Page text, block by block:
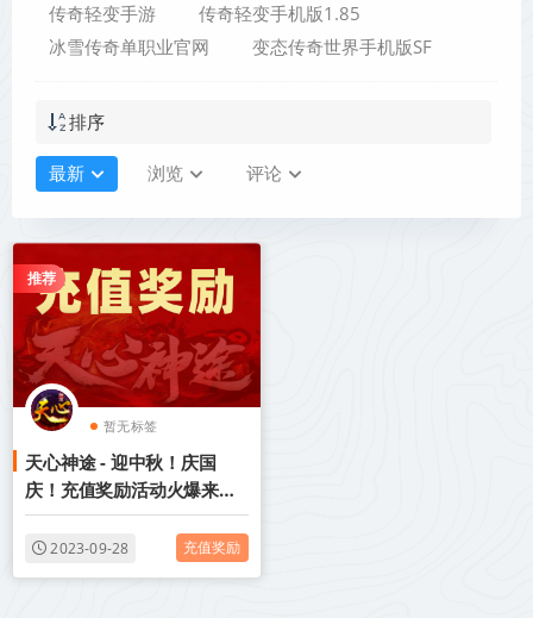
传奇轻变手游
传奇轻变手机版1.85
冰雪传奇单职业官网
变态传奇世界手机版SF
排序
最新 浏览 评论
推荐
暂无标签
天心神途 - 迎中秋！庆国
庆！充值奖励活动火爆来
袭！
2023-09-28 充值奖励